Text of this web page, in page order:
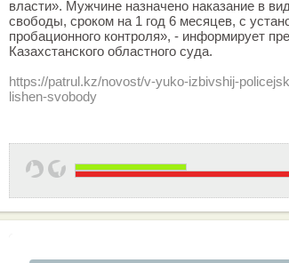
власти». Мужчине назначено наказание в
свободы, сроком на 1 год 6 месяцев, с
пробационного контроля», - информирует
Казахстанского областного суда.
https://patrul.kz/novost/v-yuko-izbivshij-
lishen-svobody